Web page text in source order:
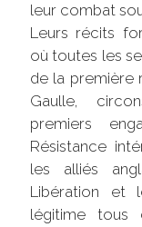
leur combat
Leurs récits
où toutes les
de la
Gaulle,
premiers
Résistance
les alliés
Libération et
légitime tous